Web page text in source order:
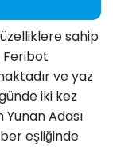
sahip
Feribot
ve yaz
iki kez
Adası
eşliğinde